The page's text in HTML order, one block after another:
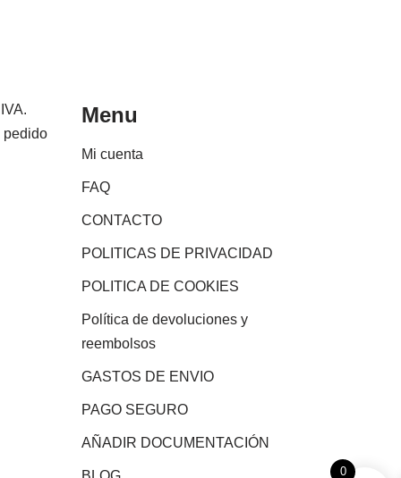
pedido
Menu
Mi cuenta
FAQ
CONTACTO
POLITICAS DE PRIVACIDAD
POLITICA DE COOKIES
Política de devoluciones y
reembolsos
GASTOS DE ENVIO
PAGO SEGURO
AÑADIR DOCUMENTACIÓN
0